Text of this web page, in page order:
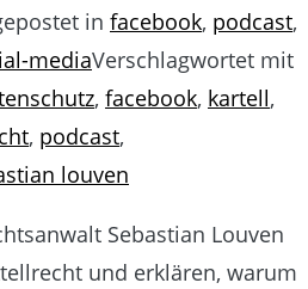
in facebook, podcast,
mediaVerschlagwortet mit
, facebook, kartell,
, podcast,
louven
Sebastian Louven
und erklären, warum